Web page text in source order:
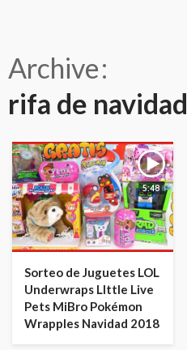
Archive
rifa de navidad
5:48
Sorteo de Juguetes LOL
Underwraps LIttle Live
Pets MiBro Pokémon
Wrapples Navidad 2018